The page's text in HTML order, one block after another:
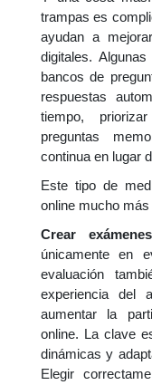
trampas es
ayudan a
digitales.
bancos de
respuestas
tiempo,
preguntas
continua en lugar
Este tipo de
online mucho
Crear
únicamente en
evaluación
experiencia del
aumentar la
online. La clave
dinámicas y
Elegir